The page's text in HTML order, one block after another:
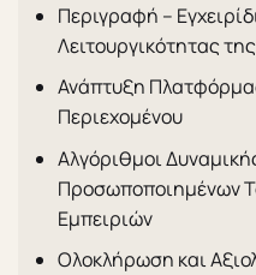
Περιγραφή –
Λειτουργικότητας
Ανάπτυξη
Περιεχομένου
Αλγόριθμοι
Προσωποποιημένων
Εμπειριών
Ολοκλήρωση και